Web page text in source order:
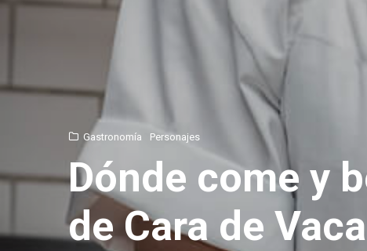
Gastronomía Personajes
Dónde come y
de Cara de